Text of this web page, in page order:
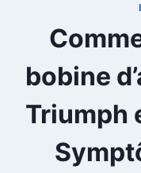
bobine
Triumph